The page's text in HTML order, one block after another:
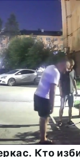
Кто